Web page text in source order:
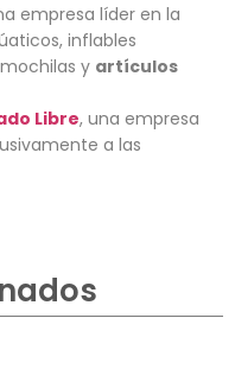
empresa líder en la
inflables
y artículos
Libre, una empresa
a las